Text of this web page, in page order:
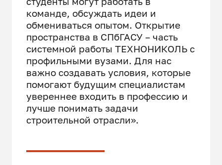
команде, обсуждать идеи и
обмениваться опытом. Открытие
пространства в СПбГАСУ – часть
системной работы ТЕХНОНИКОЛЬ с
профильными вузами. Для нас
важно создавать условия, которые
помогают будущим специалистам
увереннее входить в профессию и
лучше понимать задачи
строительной отрасли».